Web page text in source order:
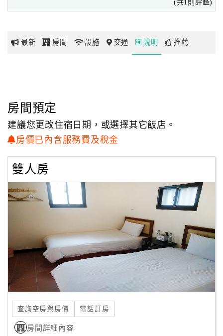
你
客
服
顧
客
單
理
(共1則評鑑)
最新 房間 設施 交通 說明 推薦
房間預定
建議您更改住宿日期，或選擇其它飯店。
房價已內含服務費及稅金
雙人房
查詢空房與房價 電話訂房
房間詳細內容